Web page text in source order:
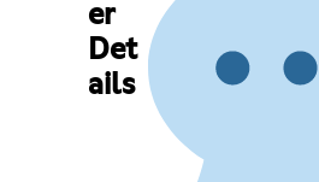
er
Det
ails